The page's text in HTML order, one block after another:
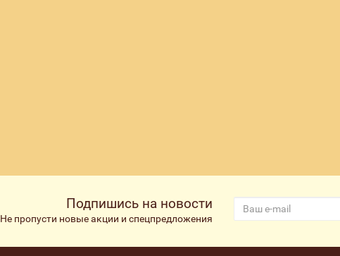
Подпишись на новости
Не пропусти новые акции и спецпредложения